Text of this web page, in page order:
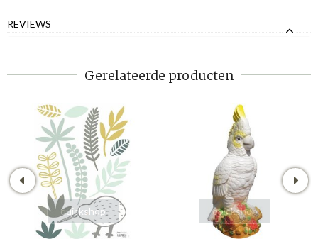
REVIEWS
Gerelateerde producten
quickshop quickshop